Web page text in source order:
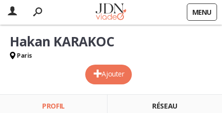
MENU
Ajouter
Hakan KARAKOC
Paris
PROFIL RÉSEAU